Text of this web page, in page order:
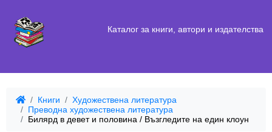
Каталог за книги, автори и издателства
Книги
Художествена литература
Преводна художествена литература
Билярд в девет и половина / Възгледите на един клоун